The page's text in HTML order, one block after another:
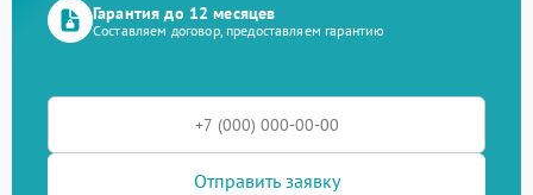
Гарантия до 12 месяцев
Составляем договор, предоставляем гарантию
Отправить заявку